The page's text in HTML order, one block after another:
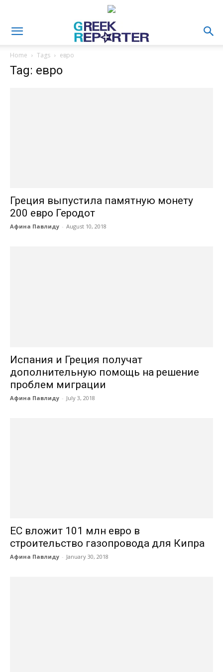
Home Tags евро
Tag: евро
Греция выпустила памятную монету
200 евро Геродот
Афина Павлиду - August 10, 2018
Испания и Греция получат
дополнительную помощь на решение
проблем миграции
Афина Павлиду - July 3, 2018
ЕС вложит 101 млн евро в
строительство газопровода для Кипра
Афина Павлиду - January 30, 2018